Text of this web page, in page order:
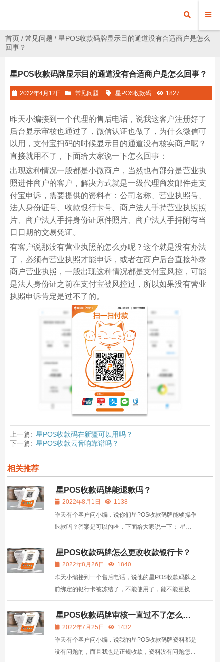
首页 /常见问题 / 星POS收款码牌显示目的通道没有合适商户是怎么
回事？
星POS收款码牌显示目的通道没有合适商户是怎么回事？
2022年4月12日 常见问题 星POS收款码 1827
昨天小编接到一个代理的售后电话，说我这客户注册好了
后台显示审核也通过了，微信认证也做了，为什么微信可
以用，支付宝扫码的时候显示目的通道没有核实商户呢？
直接就用不了，下面给大家说一下怎么回事：
出现这种情况一般都是小微商户，当然也有部分是营业执
照进件商户的客户，解决方式就是一级代理商发邮件走支
付宝申诉，需要提供的资料有：公司名称、营业执照号、
法人身份证号、收款银行卡号、商户法人手持营业执照照
片、商户法人手持身份证原件照片、商户法人手持附有当
日日期的交易凭证。
有客户说那没有营业执照的怎么办呢？这个就是没有办法
了，必须有营业执照才能申诉，或者在商户后台直接补录
商户营业执照，一般出现这种情况都是支付宝风控，可能
是法人身份证之前在支付宝被风控过，所以如果没有营业
执照申诉肯定是过不了的。
上一篇: 星POS收款码在新疆可以用吗？
下一篇: 星POS收款云音响靠谱吗？
相关推荐
星POS收款码牌能退款吗？
2022年8月1日
1138
昨天有个客户问小编，说你们星POS收款码牌能够操作
退款吗？答案是可以的哈，下面给大家说一下： 星
POS收款码牌只能退当天的交易，如果开通了秒到的就
不行，目前星POS收款码牌只有企业营业执照注册的才
能申请秒到，其他的都不可以，也就是其他进件的都能
申请，还有就...
星POS收款码牌怎么更改收款银行卡？
2022年8月26日
1840
昨天小编接到一个售后电话，说他的星POS收款码牌之
前绑定的银行卡被冻结了，不能使用了，能不能更换收
款卡呢？答案是可以的哈，两种方式： 1、客户可以在
自己的app星POS管家后台里面直接更改，更改方式
是：星POS管家APP---我的---商户管理---点开商户详
情---可以看到...
星POS收款码牌审核一直过不了怎么回
事？2022年7月25日
1432
昨天有个客户问小编，说我的星POS收款码牌资料都是
没有问题的，而且我也是正规收款，资料没有问题怎么